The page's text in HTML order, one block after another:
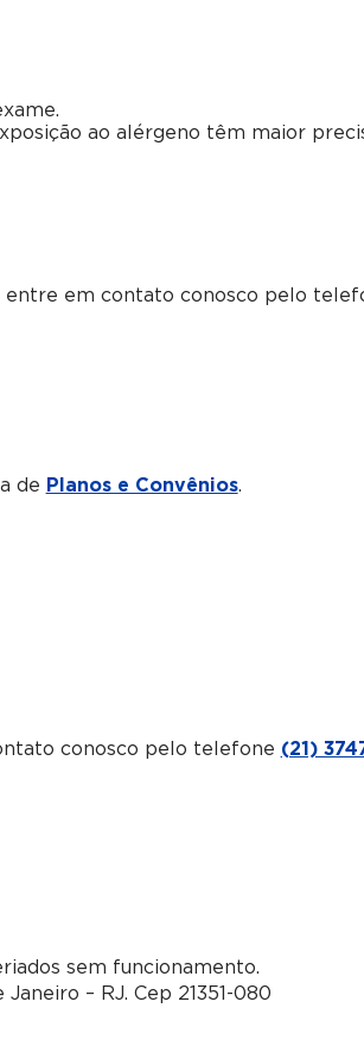
ao alérgeno têm maior
entre em contato conosco pelo
de Planos e Convênios.
conosco pelo telefone (21)
sem funcionamento.
– RJ. Cep 21351-080